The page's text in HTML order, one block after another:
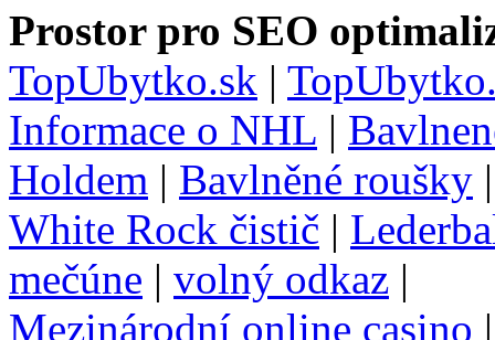
Prostor pro SEO
TopUbytko.sk |
Informace o NHL |
Holdem | Bavlněné roušky
White Rock čistič |
mečúne | volný odkaz |
Mezinárodní online casino